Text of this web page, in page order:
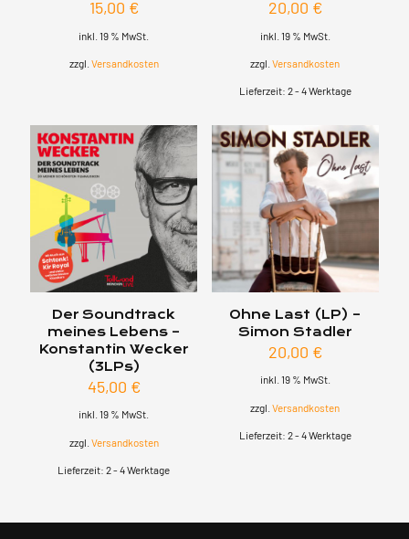
15,00 €
inkl. 19 % MwSt.
zzgl. Versandkosten
20,00 €
inkl. 19 % MwSt.
zzgl.Versandkosten
Lieferzeit: 2 - 4 Werktage
Der Soundtrack
meines Lebens –
Konstantin Wecker
(3LPs)
45,00 €
inkl. 19 % MwSt.
zzgl. Versandkosten
Lieferzeit:2 - 4 Werktage
Ohne Last (LP) –
Simon Stadler
20,00 €
inkl. 19 % MwSt.
zzgl.Versandkosten
Lieferzeit: 2 - 4 Werktage